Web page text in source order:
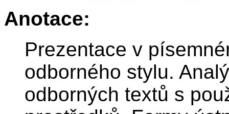
Anotace:
Prezentace v
odborného stylu.
odborných textů s